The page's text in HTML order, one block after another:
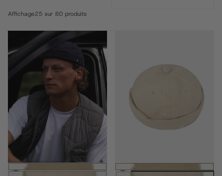
Affichage25 sur 80 produits
Choisissez des options Choisissez